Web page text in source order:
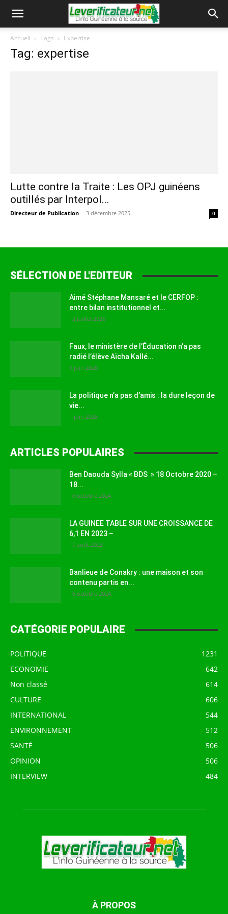
Accueil Tags Expertise
Tag: expertise
Lutte contre la Traite : Les OPJ guinéens
outillés par Interpol...
Directeur de Publication - 3 décembre 2025 0
SÉLECTION DE L'EDITEUR
Aimé Stéphane Mansaré et le CERFOP :
entre bilan institutionnel et...
12 juillet 2026
Faux, le ministère de l’Éducation n’a pas
radié l’élève Aïcha Kallé...
9 juin 2026
La politique n’a pas d’amis : la dure leçon de
vie...
1 juin 2026
ARTICLES POPULAIRES
Ben Daouda Sylla « BDS » 18 Octobre 2020 –
18...
18 octobre 2024
LA GUINEE TABLE SUR UNE CROISSANCE DE
6,1 EN 2023 –
17 août 2023
Banlieue de Conakry : une maison et son
contenu partis en...
16 octobre 2024
CATÉGORIE POPULAIRE
POLITIQUE
1231
ECONOMIE
642
Non classé
614
CULTURE
606
INTERNATIONAL
544
ENVIRONNEMENT
512
SANTÉ
506
OPINION
506
INTERVIEW
484
À PROPOS